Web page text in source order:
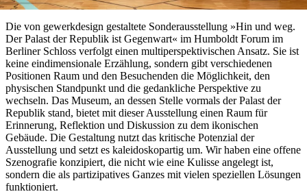
Die von gewerkdesign gestaltete Sonderausstellung »Hin und weg.
Der Palast der Republik ist Gegenwart« im Humboldt Forum im
Berliner Schloss verfolgt einen multiperspektivischen Ansatz. Sie ist
keine eindimensionale Erzählung, sondern gibt verschiedenen
Positionen Raum und den Besuchenden die Möglichkeit, den
physischen Standpunkt und die gedankliche Perspektive zu
wechseln. Das Museum, an dessen Stelle vormals der Palast der
Republik stand, bietet mit dieser Ausstellung einen Raum für
Erinnerung, Reflektion und Diskussion zu dem ikonischen
Gebäude. Die Gestaltung nutzt das kritische Potenzial der
Ausstellung und setzt es kaleidoskopartig um. Wir haben eine offene
Szenografie konzipiert, die nicht wie eine Kulisse angelegt ist,
sondern die als partizipatives Ganzes mit vielen speziellen Lösungen
funktioniert.